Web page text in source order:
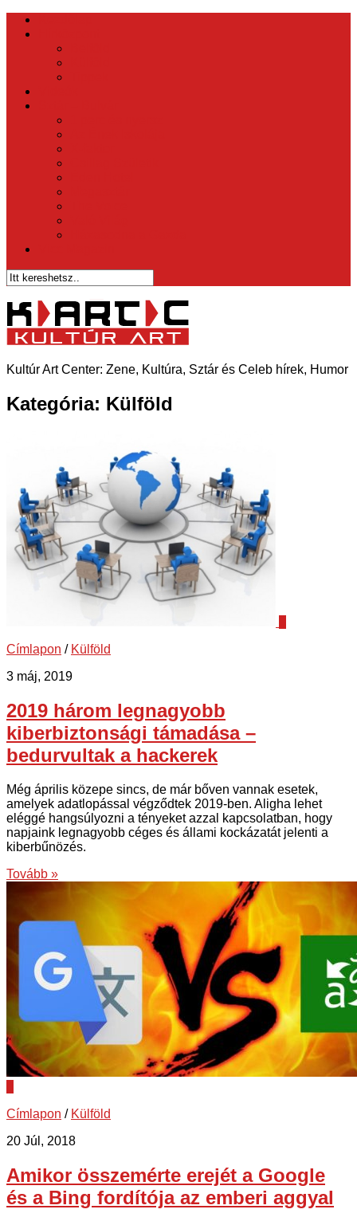
Kultúr Art Center: Zene, Kultúra, Sztár és Celeb hírek, Humor
Kategória: Külföld
Címlapon / Külföld
3 máj, 2019
2019 három legnagyobb
kiberbiztonsági támadása –
bedurvultak a hackerek
Még április közepe sincs, de már bőven vannak esetek,
amelyek adatlopással végződtek 2019-ben. Aligha lehet
eléggé hangsúlyozni a tényeket azzal kapcsolatban, hogy
napjaink legnagyobb céges és állami kockázatát jelenti a
kiberbűnözés.
Tovább »
Címlapon / Külföld
20 Júl, 2018
Amikor összemérte erejét a Google
és a Bing fordítója az emberi aggyal